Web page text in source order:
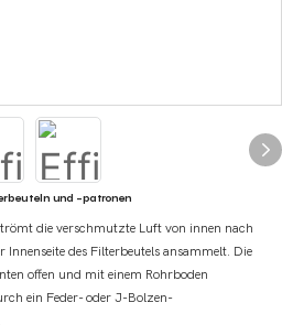
und -patronen
die verschmutzte Luft von innen nach
Innenseite des Filterbeutels ansammelt. Die
offen und mit einem Rohrboden
ein Feder- oder J-Bolzen-